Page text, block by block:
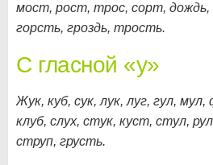
мост, рост, трос, сорт, дождь,
горсть, гроздь, трость.
С гласной «у»
Жук, куб, сук, лук, луг, гул, мул,
клуб, слух, стук, куст, стул,
струп, грусть.